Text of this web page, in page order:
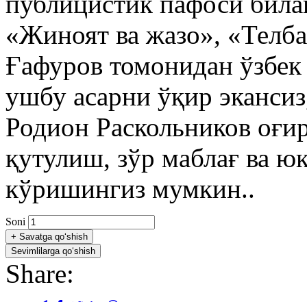
«Жиноят ва жазо»,
Ғафуров томонидан
ушбу асарни ўқир
Родион Раскольников
қутулиш, зўр маблағ ва
кўришингиз мумкин..
Soni
+ Savatga qo‘shish
Sevimlilarga qo‘shish
Share: